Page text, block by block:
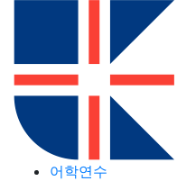
어학연수